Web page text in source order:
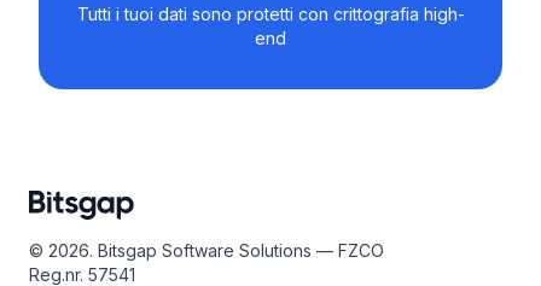
Tutti i tuoi dati sono protetti con crittografia high-
end
© 2026. Bitsgap Software Solutions — FZCO
Reg.nr. 57541